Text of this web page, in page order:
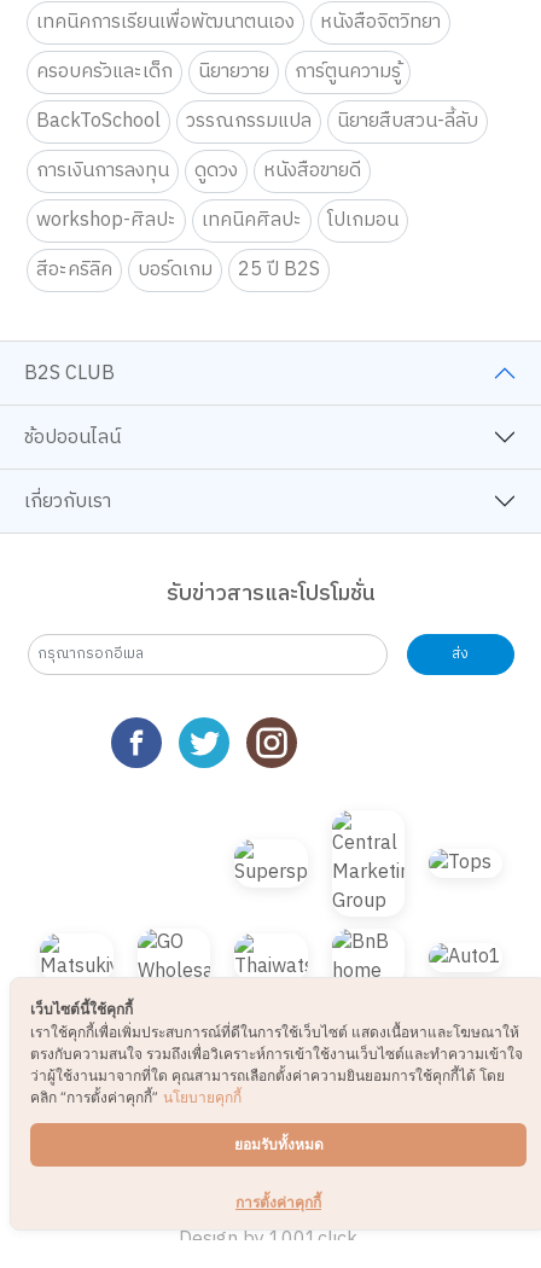
เทคนิคการเรียนเพื่อพัฒนาตนเอง
หนังสือจิตวิทยา
ครอบครัวและเด็ก
นิยายวาย
การ์ตูนความรู้
BackToSchool
วรรณกรรมแปล
นิยายสืบสวน-ลี้ลับ
การเงินการลงทุน
ดูดวง
หนังสือขายดี
workshop-ศิลปะ
เทคนิคศิลปะ
โปเกมอน
สีอะคริลิค
บอร์ดเกม 25 ปี B2S
B2S CLUB
ช้อปออนไลน์
เกี่ยวกับเรา
รับข่าวสารและโปรโมชั่น
ส่ง
© 2021 B2S CLUB, All rights reserved. Web
Design by1001click.
เว็บไซต์นี้ใช้คุกกี้
เราใช้คุกกี้เพื่อเพิ่มประสบการณ์ที่ดีในการใช้เว็บไซต์ แสดงเนื้อหาและโฆษณาให้
ตรงกับความสนใจ รวมถึงเพื่อวิเคราะห์การเข้าใช้งานเว็บไซต์และทำความเข้าใจ
ว่าผู้ใช้งานมาจากที่ใด คุณสามารถเลือกตั้งค่าความยินยอมการใช้คุกกี้ได้ โดย
คลิก “การตั้งค่าคุกกี้” นโยบายคุกกี้
ยอมรับทั้งหมด
การตั้งค่าคุกกี้